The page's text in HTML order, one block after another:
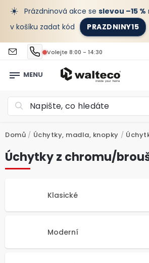
☀️ Prázdninová akce se slevou –15 %
v košíku zadat kód
PRAZDNINY15
Volejte 8:00 - 14:30
Domů / Úchytky, madla, knopky /
Úchytky z chromu/
Klasické
Moderní